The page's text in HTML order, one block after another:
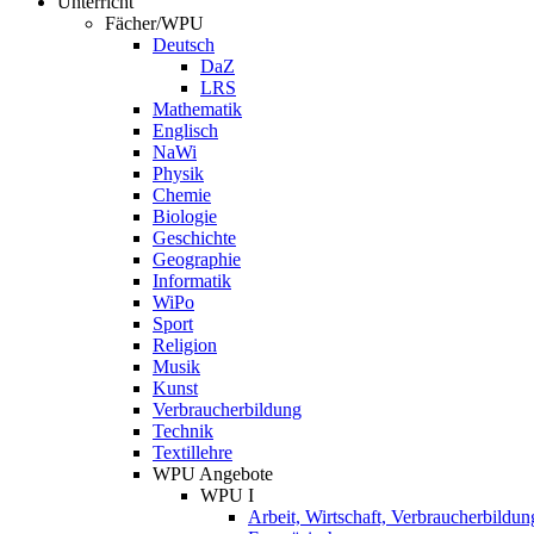
Fächer/WPU
Deutsch
DaZ
LRS
Mathematik
Englisch
NaWi
Physik
Chemie
Biologie
Geschichte
Geographie
Informatik
WiPo
Sport
Religion
Musik
Kunst
Verbraucherbildung
Technik
Textillehre
WPU Angebote
WPU I
Arbeit, Wirtschaft,